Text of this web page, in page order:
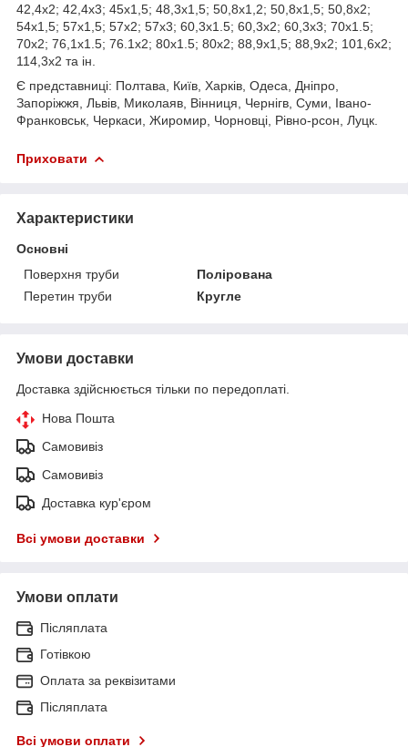
42,4х2; 42,4х3; 45х1,5; 48,3х1,5; 50,8х1,2; 50,8х1,5; 50,8х2;
54х1,5; 57х1,5; 57х2; 57х3; 60,3х1.5; 60,3х2; 60,3х3; 70х1.5;
70х2; 76,1х1.5; 76.1х2; 80х1.5; 80х2; 88,9х1,5; 88,9х2; 101,6х2;
114,3х2 та ін.
Є представниці: Полтава, Київ, Харків, Одеса, Дніпро,
Запоріжжя, Львів, Миколаяв, Вінниця, Чернігв, Суми, Івано-
Франковськ, Черкаси, Жиромир, Чорновці, Рівно-рсон, Луцк.
Приховати
Характеристики
Основні
Поверхня труби
Полірована
Перетин труби
Кругле
Умови доставки
Доставка здійснюється тільки по передоплаті.
Нова Пошта
Самовивіз
Самовивіз
Доставка кур'єром
Всі умови доставки
Умови оплати
Післяплата
Готівкою
Оплата за реквізитами
Післяплата
Всі умови оплати